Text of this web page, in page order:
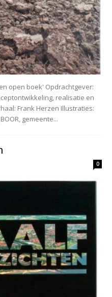
open boek' Opdrachtgever:
realisatie en
Frank Herzen Illustraties:
gemeente...
0